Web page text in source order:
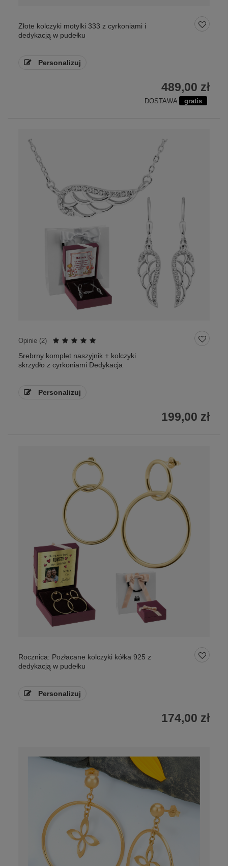
Złote kolczyki motylki 333 z cyrkoniami i
dedykacją w pudełku
Personalizuj
489,00 zł
DOSTAWA gratis
Opinie (2)
Srebrny komplet naszyjnik + kolczyki
skrzydło z cyrkoniami Dedykacja
Personalizuj
199,00 zł
Rocznica: Pozłacane kolczyki kółka 925 z
dedykacją w pudełku
Personalizuj
174,00 zł